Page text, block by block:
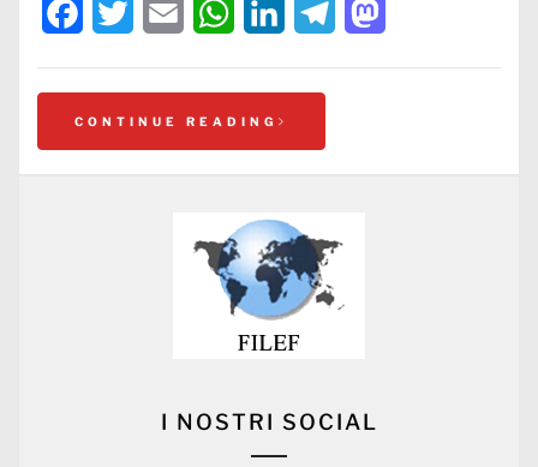
Facebook
Twitter Email WhatsAppLinkedInTelegram
CONTINUE READING
I NOSTRI SOCIAL